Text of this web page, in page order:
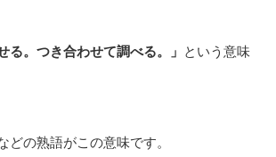
る。つき合わせて調べる。」 という意味
どの熟語がこの意味です。